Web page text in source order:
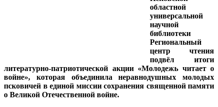
областной
универсальной
научной
библиотеки
Региональный
центр чтения
подвёл итоги
литературно-патриотической акции «Молодежь читает о
войне», которая объединила неравнодушных молодых
псковичей в единой миссии сохранения священной памяти
о Великой Отечественной войне.